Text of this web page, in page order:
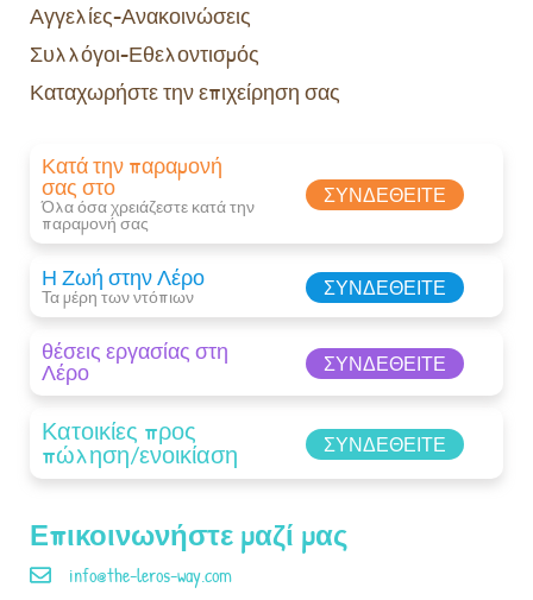
Επικοινωνήστε μαζί μας
info@the-leros-way.com
Αγγελίες-Ανακοινώσεις
Συλλόγοι-Εθελοντισμός
Καταχωρήστε την επιχείρηση σας
Κατά την παραμονή
σας στο
Όλα όσα χρειάζεστε κατά την
παραμονή σας​
ΣΥΝΔΕΘΕΊΤΕ
Η Ζωή στην Λέρο
Τα μέρη των ντόπιων ΣΥΝΔΕΘΕΊΤΕ
θέσεις εργασίας στη
Λέρο ΣΥΝΔΕΘΕΊΤΕ
Κατοικίες προς
πώληση/ενοικίαση ΣΥΝΔΕΘΕΊΤΕ